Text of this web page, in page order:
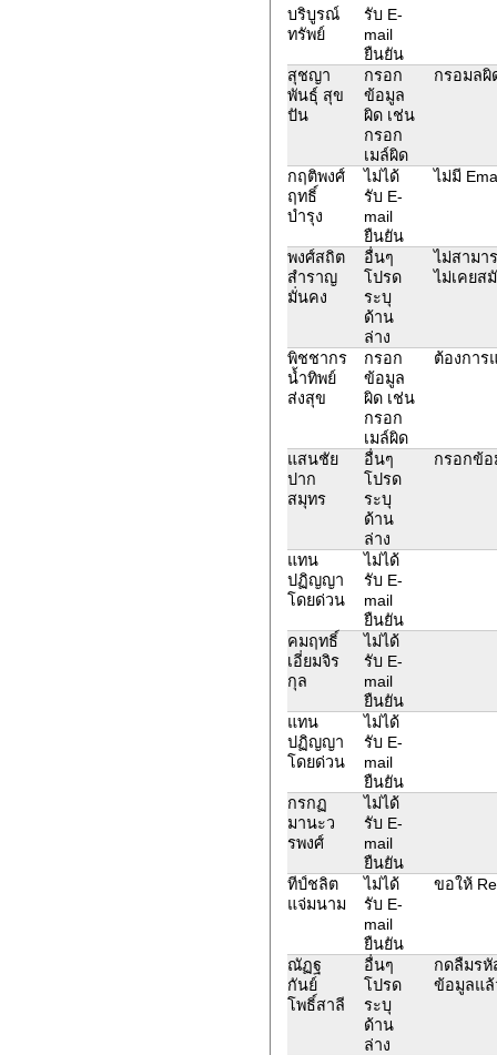
บริบูรณ์
ทรัพย์
รับ E-
mail
ยืนยัน
สุชญา
พันธุ์ สุข
ปัน
กรอก
ข้อมูล
ผิด เช่น
กรอก
เมล์ผิด
กรอมลผิ
กฤติพงศ์
ฤทธิ์
บำรุง
ไม่ได้
รับ E-
mail
ยืนยัน
ไม่มี
พงศ์สถิต
สำราญ
มั่นคง
อื่นๆ
โปรด
ระบุ
ด้าน
ล่าง
ไม่สามา
ไม่เคยส
พิชชากร
น้ำทิพย์
ส่งสุข
กรอก
ข้อมูล
ผิด เช่น
กรอก
เมล์ผิด
ต้องการ
แสนชัย
ปาก
สมุทร
อื่นๆ
โปรด
ระบุ
ด้าน
ล่าง
กรอกข้
แทน
ปฏิญญา
โดยด่วน
ไม่ได้
รับ E-
mail
ยืนยัน
คมฤทธิ์
เอี่ยมจิร
กุล
ไม่ได้
รับ E-
mail
ยืนยัน
แทน
ปฏิญญา
โดยด่วน
ไม่ได้
รับ E-
mail
ยืนยัน
กรกฏ
มานะว
รพงศ์
ไม่ได้
รับ E-
mail
ยืนยัน
ทีป์ชลิต
แจ่มนาม
ไม่ได้
รับ E-
mail
ยืนยัน
ขอให้
ณัฏฐ
กันย์
โพธิ์สาลี
อื่นๆ
โปรด
ระบุ
ด้าน
ล่าง
กดลืมรหั
ข้อมูลแล้